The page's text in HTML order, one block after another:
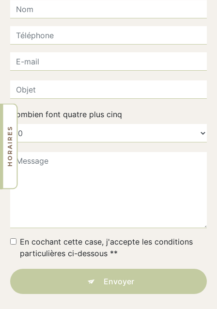
Combien font quatre plus cinq
En cochant cette case, j'accepte les conditions
particulières ci-dessous **
Envoyer
HORAIRES